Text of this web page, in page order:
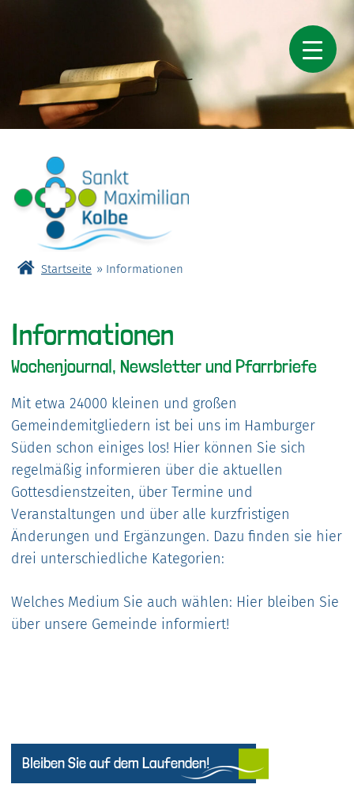
Startseite » Informationen
Informationen
Wochenjournal, Newsletter und Pfarrbriefe
Mit etwa 24000 kleinen und großen
Gemeindemitgliedern ist bei uns im Hamburger
Süden schon einiges los! Hier können Sie sich
regelmäßig informieren über die aktuellen
Gottesdienstzeiten, über Termine und
Veranstaltungen und über alle kurzfristigen
Änderungen und Ergänzungen. Dazu finden sie hier
drei unterschiedliche Kategorien:
Welches Medium Sie auch wählen: Hier bleiben Sie
über unsere Gemeinde informiert!
Bleiben Sie auf dem Laufenden!